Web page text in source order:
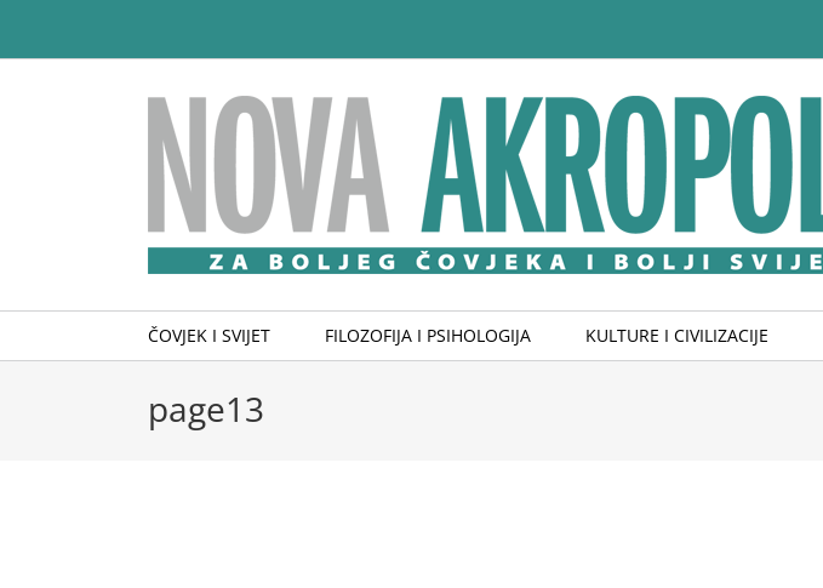
content
ČOVJEK I SVIJET FILOZOFIJA I PSIHOLOGIJA KULTURE I CIVILIZACIJE
page13